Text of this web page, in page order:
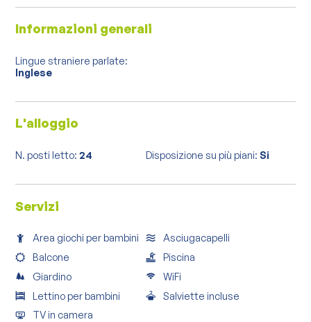
Informazioni generali
Lingue straniere parlate:
Inglese
L'alloggio
N. posti letto:24 Disposizione su più piani: Si
Servizi
Area giochi per bambini
Asciugacapelli
Balcone
Piscina
Giardino
WiFi
Lettino per bambini
Salviette incluse
TV in camera